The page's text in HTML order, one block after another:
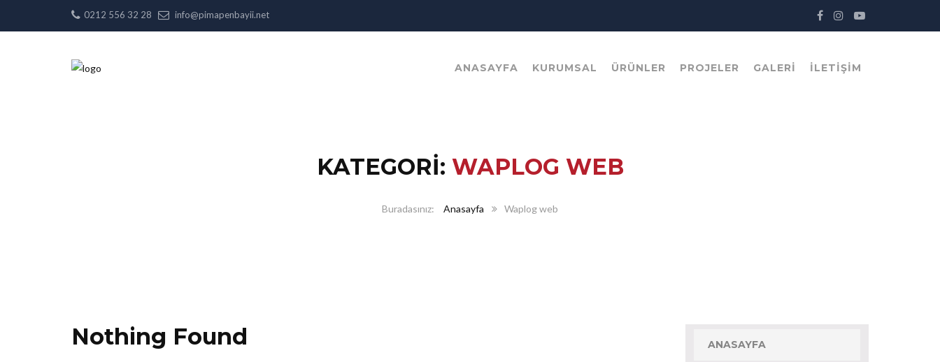
0212 556 32 28 info@pimapenbayii.net
ANASAYFA KURUMSAL ÜRÜNLER PROJELER GALERI İLETIŞIM
KATEGORI: WAPLOG WEB
Anasayfa Waplog web
Nothing Found ANASAYFA